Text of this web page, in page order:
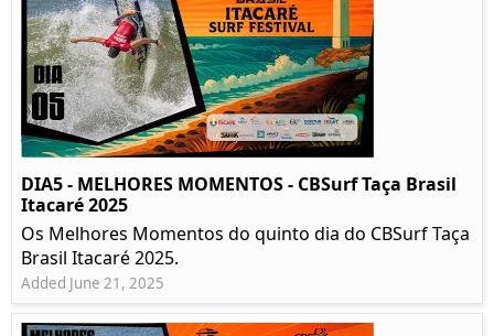
DIA5 - MELHORES MOMENTOS - CBSurf Taça Brasil
Itacaré 2025
Os Melhores Momentos do quinto dia do CBSurf Taça
Brasil Itacaré 2025.
Added June 21, 2025